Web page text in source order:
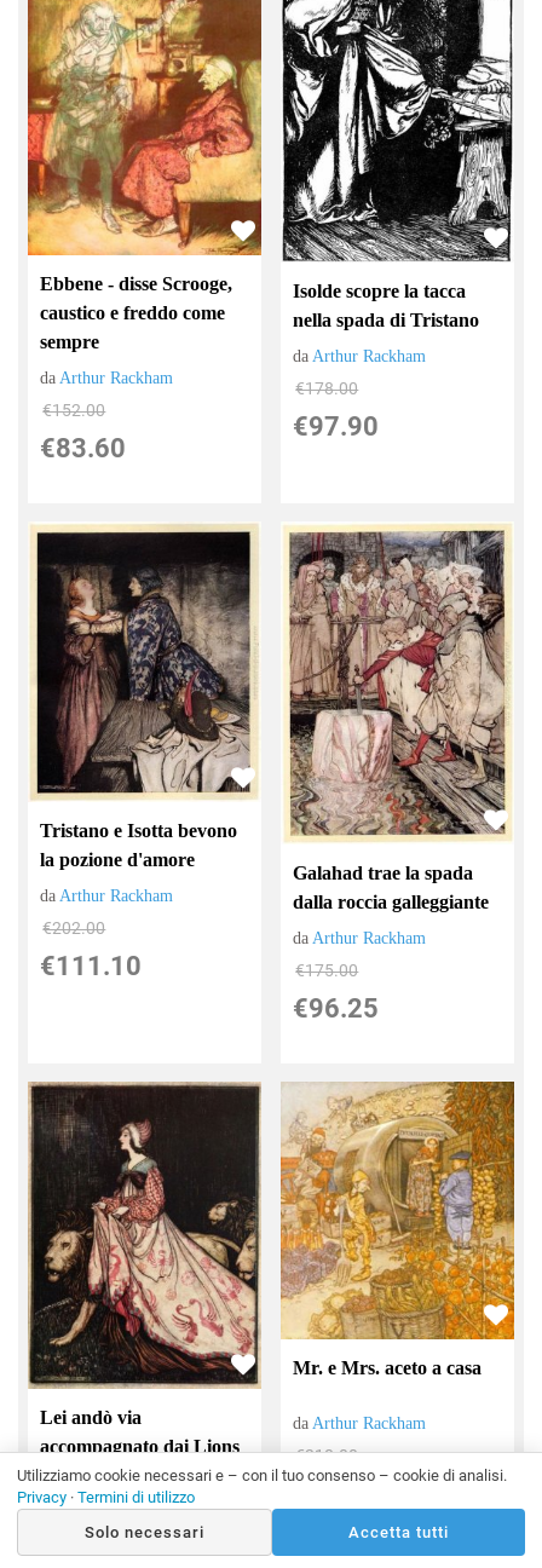
Ebbene - disse Scrooge,
caustico e freddo come
sempre
daArthur Rackham
€152.00
€83.60
Isolde scopre la tacca
nella spada di Tristano
daArthur Rackham
€178.00
€97.90
Tristano e Isotta bevono
la pozione d'amore
daArthur Rackham
€202.00
€111.10
Galahad trae la spada
dalla roccia galleggiante
da Arthur Rackham
€175.00
€96.25
Lei andò via
accompagnato dai Lions
daArthur Rackham
€165.00
€90.75
Mr. e Mrs. aceto a casa
daArthur Rackham
€218.00
Utilizziamo cookie necessari e – con il tuo consenso – cookie di analisi.
Privacy · Termini di utilizzo
Solo necessari
Accetta tutti